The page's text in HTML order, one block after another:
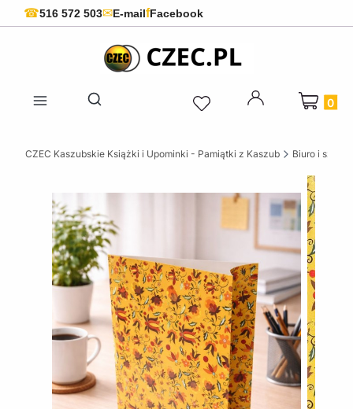
☎516 572 503✉E-mailfFacebook
Otwórz wyszukiwarkę
Produkty
CZEC Kaszubskie Książki i Upominki - Pamiątki z Kaszub Biuro i